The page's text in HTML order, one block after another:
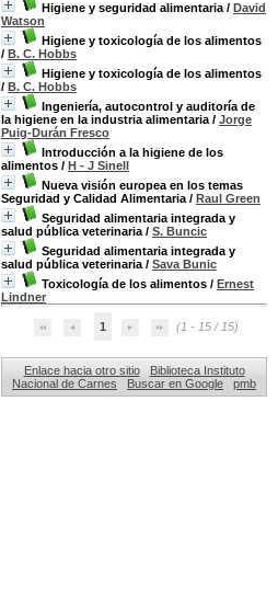
Higiene y seguridad alimentaria / David
Watson
Higiene y toxicología de los alimentos
/ B. C. Hobbs
Higiene y toxicología de los alimentos
/ B. C. Hobbs
Ingeniería, autocontrol y auditoría de
la higiene en la industria alimentaria / Jorge
Puig-Durán Fresco
Introducción a la higiene de los
alimentos / H - J Sinell
Nueva visión europea en los temas
Seguridad y Calidad Alimentaria / Raul Green
Seguridad alimentaria integrada y
salud pública veterinaria / S. Buncic
Seguridad alimentaria integrada y
salud pública veterinaria / Sava Bunic
Toxicología de los alimentos / Ernest
Lindner
1 (1 - 15 / 15)
Enlace hacia otro sitio
Biblioteca Instituto
Nacional de Carnes
Buscar en Google pmb